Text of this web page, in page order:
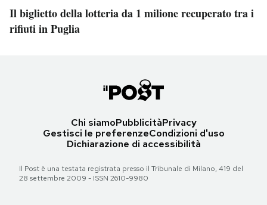
Il biglietto della lotteria da 1 milione recuperato tra i
rifiuti in Puglia
Chi siamoPubblicitàPrivacy
Gestisci le preferenzeCondizioni d'uso
Dichiarazione di accessibilità
Il Post è una testata registrata presso il Tribunale di Milano, 419 del
28 settembre 2009 - ISSN 2610-9980